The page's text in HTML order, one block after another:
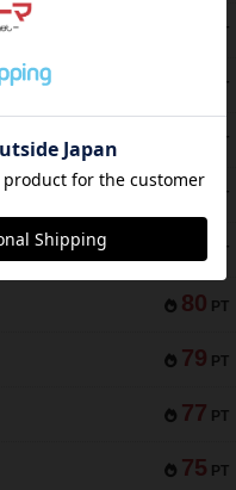
PT
PT
PT
94 PT
PT
80 PT
79 PT
77 PT
75 PT